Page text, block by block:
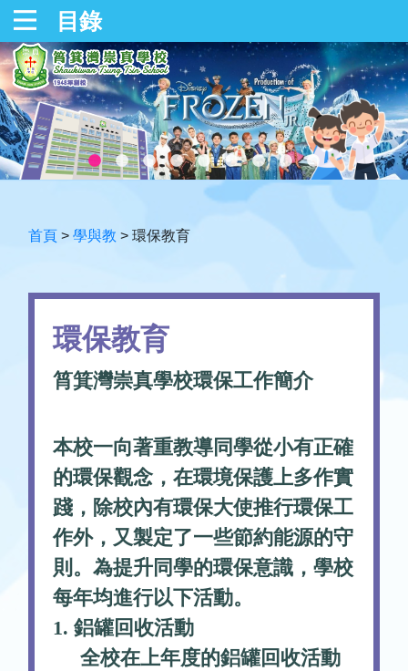
目錄
首頁 > 學與教 > 環保教育
環保教育
筲箕灣崇真學校環保工作簡介
本校一向著重教導同學從小有正確
的環保觀念，在環境保護上多作實
踐，除校內有環保大使推行環保工
作外，又製定了一些節約能源的守
則。為提升同學的環保意識，學校
每年均進行以下活動。
1. 鋁罐回收活動
全校在上年度的鋁罐回收活動